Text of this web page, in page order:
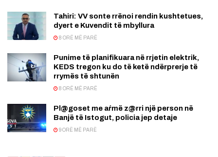
Tahiri: VV sonte rrënoi rendin kushtetues,
dyert e Kuvendit të mbyllura
8 ORË MË PARË
Punime të planifikuara në rrjetin elektrik,
KEDS tregon ku do të ketë ndërprerje të
rrymës të shtunën
8 ORË MË PARË
Pl@goset me aŕmë z@rri një person në
Banjë të Istogut, policia jep detaje
9 ORË MË PARË